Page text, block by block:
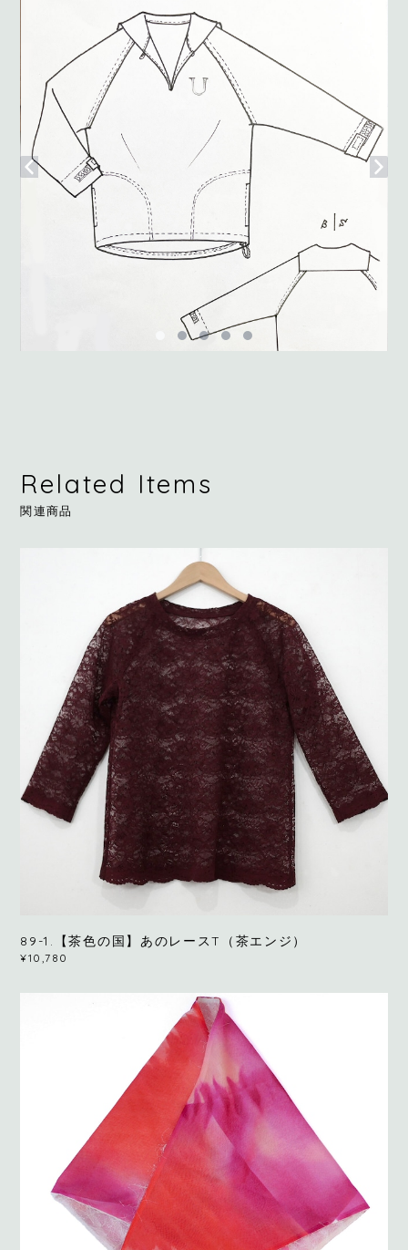
Related Items
関連商品
89-1.【茶色の国】あのレースT（茶エンジ）
¥10,780